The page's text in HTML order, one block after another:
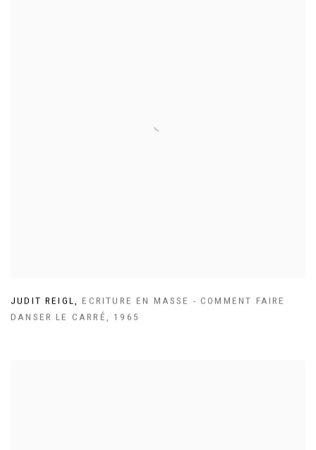
JUDIT REIGL ,ECRITURE EN MASSE - COMMENT FAIRE
DANSER LE CARRÉ
1965